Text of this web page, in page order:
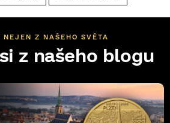
NEJEN Z NAŠEHO SVĚTA
z našeho blogu